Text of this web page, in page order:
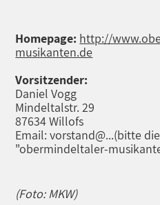
Homepage: http://
musikanten.de
Vorsitzender:
Daniel Vogg
Mindeltalstr. 29
87634 Willofs
Email: vorstand@...(bitte
"obermindeltaler-
(Foto: MKW)